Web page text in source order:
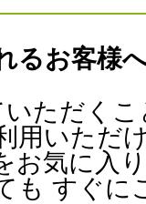
るお客様
ただくこ
用いただ
お気に入
も すぐに